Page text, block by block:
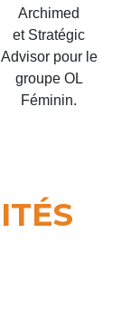
Archimed
et Stratégic
Advisor pour le
groupe OL
Féminin.